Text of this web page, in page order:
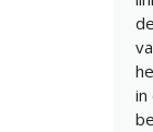
in